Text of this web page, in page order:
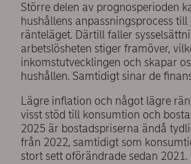
Större delen av prognosperioden
hushållens anpassningsprocess till
ränteläget. Därtill faller
arbetslösheten stiger framöver,
inkomstutvecklingen och skapar
hushållen. Samtidigt sinar de
Lägre inflation och något lägre
visst stöd till konsumtion och
2025 är bostadspriserna ändå
från 2022, samtidigt som
stort sett oförändrade sedan 2021.